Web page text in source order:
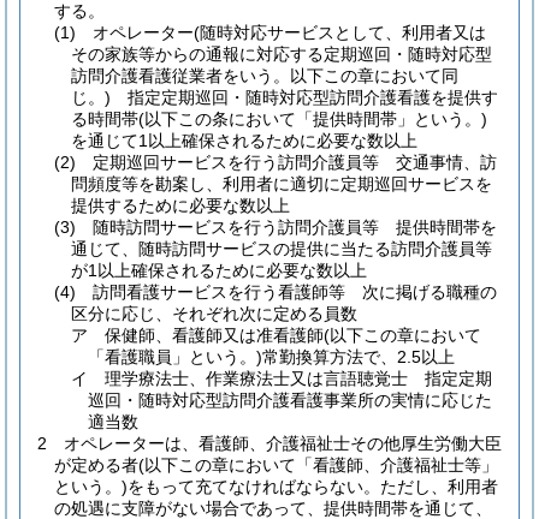
する。
(1)
オペレーター(随時対応サービスとして、利用者又は
その家族等からの通報に対応する定期巡回・随時対応型
訪問介護看護従業者をいう。以下この章において同
じ。) 指定定期巡回・随時対応型訪問介護看護を提供す
る時間帯(以下この条において「提供時間帯」という。)
を通じて1以上確保されるために必要な数以上
(2)
定期巡回サービスを行う訪問介護員等 交通事情、訪
問頻度等を勘案し、利用者に適切に定期巡回サービスを
提供するために必要な数以上
(3)
随時訪問サービスを行う訪問介護員等 提供時間帯を
通じて、随時訪問サービスの提供に当たる訪問介護員等
が1以上確保されるために必要な数以上
(4)
訪問看護サービスを行う看護師等 次に掲げる職種の
区分に応じ、それぞれ次に定める員数
ア
保健師、看護師又は准看護師(以下この章において
「看護職員」という。)常勤換算方法で、2.5以上
イ
理学療法士、作業療法士又は言語聴覚士 指定定期
巡回・随時対応型訪問介護看護事業所の実情に応じた
適当数
2
オペレーターは、看護師、介護福祉士その他厚生労働大臣
が定める者(以下この章において「看護師、介護福祉士等」
という。)をもって充てなければならない。 ただし、利用者
の処遇に支障がない場合であって、提供時間帯を通じて、